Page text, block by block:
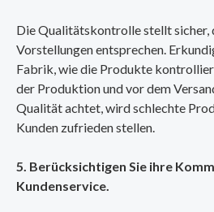
Die Qualitätskontrolle stellt sicher,
Vorstellungen entsprechen.
Fabrik, wie die Produkte
der Produktion und vor dem
Qualität achtet, wird schlechte
Kunden zufrieden stellen.
5. Berücksichtigen Sie ihre
Kundenservice.